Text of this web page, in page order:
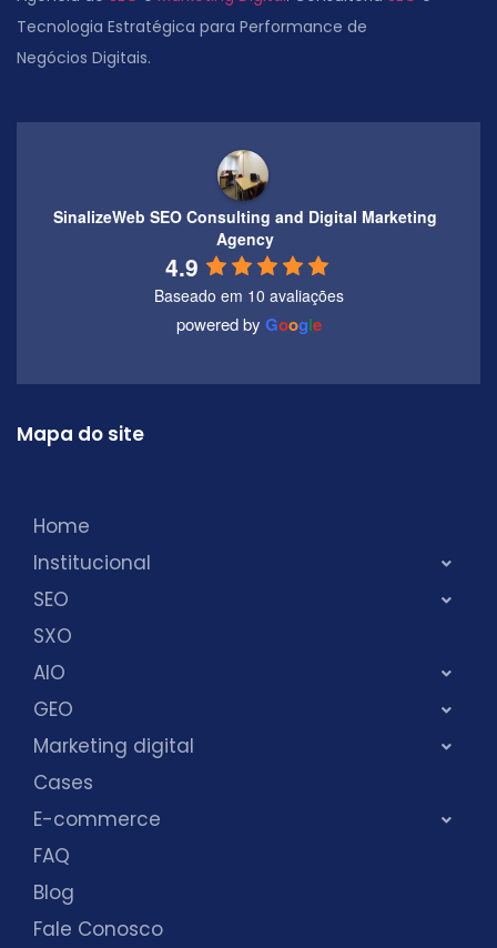
Tecnologia Estratégica para Performance de
Negócios Digitais.
SinalizeWeb SEO Consulting and Digital Marketing
Agency
4.9
Baseado em 10 avaliações
powered by Google
Mapa do site
Home
Institucional
SEO
SXO
AIO
GEO
Marketing digital
Cases
E-commerce
FAQ
Blog
Fale Conosco